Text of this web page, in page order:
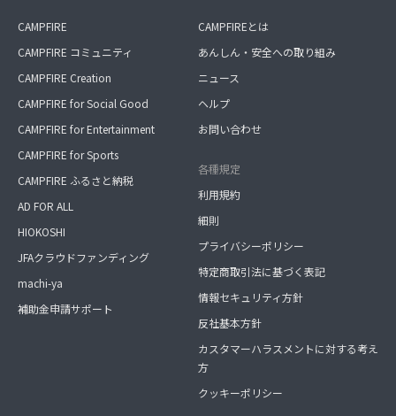
CAMPFIRE
CAMPFIRE コミュニティ
CAMPFIRE Creation
CAMPFIRE for Social Good
CAMPFIRE for Entertainment
CAMPFIRE for Sports
CAMPFIRE ふるさと納税
AD FOR ALL
HIOKOSHI
JFAクラウドファンディング
machi-ya
補助金申請サポート
CAMPFIREとは
あんしん・安全への取り組み
ニュース
ヘルプ
お問い合わせ
各種規定
利用規約
細則
プライバシーポリシー
特定商取引法に基づく表記
情報セキュリティ方針
反社基本方針
カスタマーハラスメントに対する考え
方
クッキーポリシー